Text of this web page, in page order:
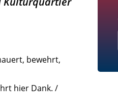
bewehrt,
hier Dank. /